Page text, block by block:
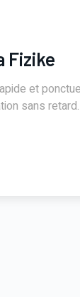
Fizike
et
sans retard.